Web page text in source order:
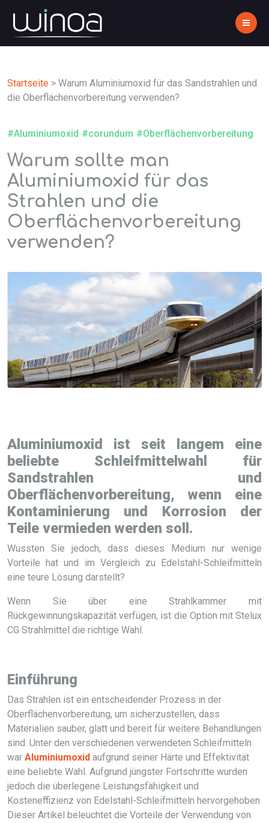
Startseite > Warum Aluminiumoxid für das Sandstrahlen und
die Oberflächenvorbereitung verwenden?
#Aluminiumoxid #corundum #Oberflächenvorbereitung
Warum sollte man
Aluminiumoxid für das
Strahlen und die
Oberflächenvorbereitung
verwenden?
Aluminiumoxid ist seit langem eine
beliebte Schleifmittelwahl für
Sandstrahlen und
Oberflächenvorbereitung, wenn eine
Kontaminierung und Korrosion der
Teile vermieden werden soll.
Wussten Sie jedoch, dass dieses Medium nur wenige
Vorteile hat und im Vergleich zu Edelstahl-Schleifmitteln
eine teure Lösung darstellt?
Wenn Sie über eine Strahlkammer mit
Rückgewinnungskapazität verfügen, ist die Option mit Stelux
CG Strahlmittel die richtige Wahl.
Einführung
Das Strahlen ist ein entscheidender Prozess in der
Oberflächenvorbereitung, um sicherzustellen, dass
Materialien sauber, glatt und bereit für weitere Behandlungen
sind. Unter den verschiedenen verwendeten Schleifmitteln
war Aluminiumoxid aufgrund seiner Härte und Effektivität
eine beliebte Wahl. Aufgrund jüngster Fortschritte wurden
jedoch die überlegene Leistungsfähigkeit und
Kosteneffizienz von Edelstahl-Schleifmitteln hervorgehoben.
Dieser Artikel beleuchtet die Vorteile der Verwendung von